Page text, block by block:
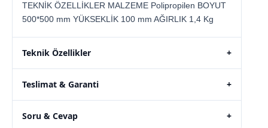
TEKNİK ÖZELLİKLER MALZEME Polipropilen BOYUT
500*500 mm YÜKSEKLİK 100 mm AĞIRLIK 1,4 Kg
Teknik Özellikler +
Teslimat & Garanti +
Soru & Cevap +